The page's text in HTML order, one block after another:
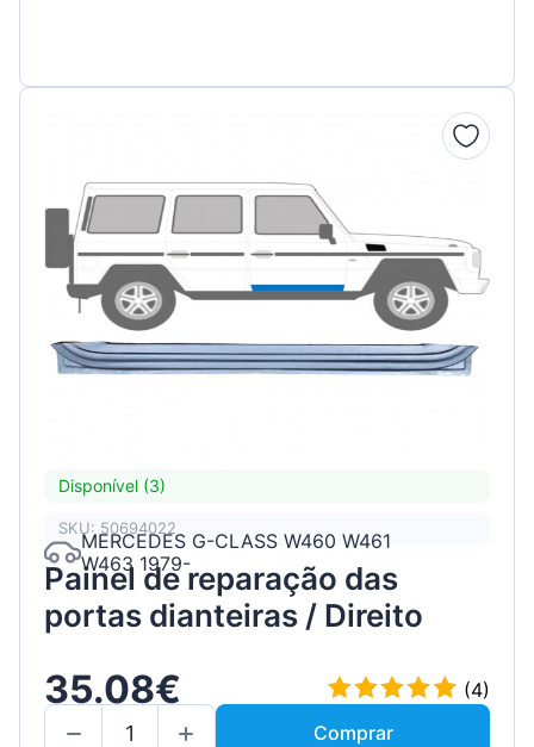
Disponível (3)
SKU: 50694022
MERCEDES G-CLASS W460 W461
W463 1979-
Painel de reparação das
portas dianteiras / Direito
35.08€
(4)
Comprar